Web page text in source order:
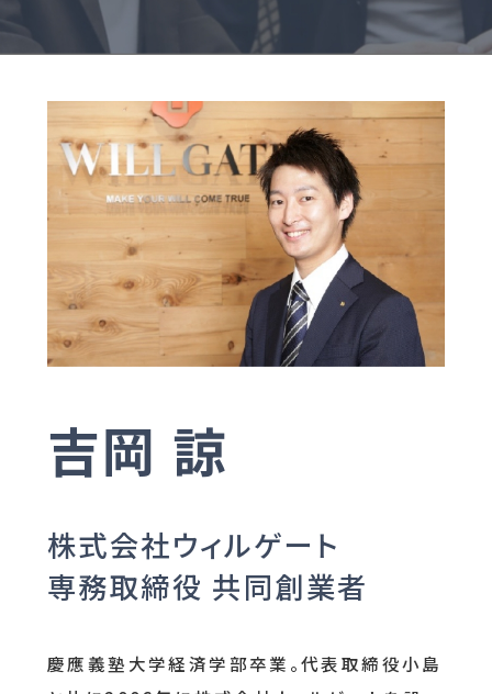
吉岡 諒
株式会社ウィルゲート
専務取締役 共同創業者
慶應義塾大学経済学部卒業。代表取締役小島